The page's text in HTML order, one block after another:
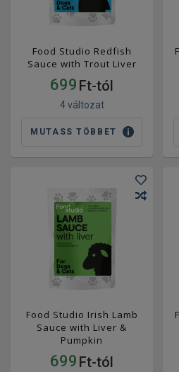
Food Studio Redfish
Sauce with Trout Liver
699 Ft-tól
4 változat
MUTASS TÖBBET
Food Studio Irish Lamb
Sauce with Liver &
Pumpkin
699 Ft-tól